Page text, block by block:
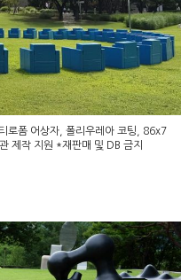
로폼 어상자, 폴리우레아 코팅, 86x7
제작 지원 *재판매 및 DB 금지